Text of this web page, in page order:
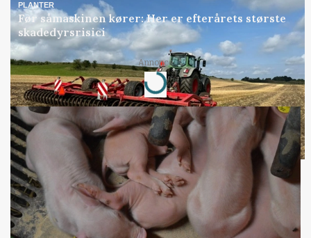
PLANTER
Før såmaskinen kører: Her er efterårets største
skadedyrsrisici
Annonce
Loading...